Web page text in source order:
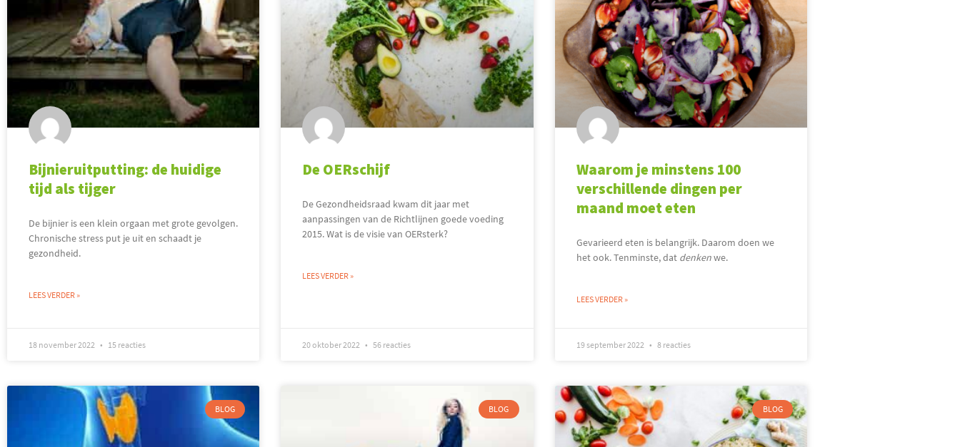
Bijnieruitputting: de huidige
tijd als tijger
De bijnier is een klein orgaan met grote gevolgen.
Chronische stress put je uit en schaadt je
gezondheid.
LEES VERDER »
18 november 2022 15 reacties
De OERschijf
De Gezondheidsraad kwam dit jaar met
aanpassingen van de Richtlijnen goede voeding
2015. Wat is de visie van OERsterk?
LEES VERDER »
20 oktober 2022 56 reacties
Waarom je minstens 100
verschillende dingen per
maand moet eten
Gevarieerd eten is belangrijk. Daarom doen we
het ook. Tenminste, dat denkenwe.
LEES VERDER »
19 september 2022 8 reacties
BLOG BLOG BLOG